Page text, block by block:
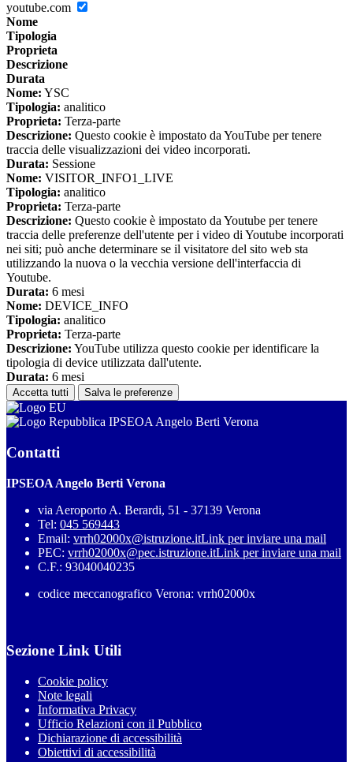
youtube.com
Nome
Tipologia
Proprieta
Descrizione
Durata
Nome: YSC
Tipologia: analitico
Proprieta: Terza-parte
Descrizione: Questo cookie è impostato da YouTube per tenere
traccia delle visualizzazioni dei video incorporati.
Durata: Sessione
Nome: VISITOR_INFO1_LIVE
Tipologia: analitico
Proprieta: Terza-parte
Descrizione: Questo cookie è impostato da Youtube per tenere
traccia delle preferenze dell'utente per i video di Youtube incorporati
nei siti; può anche determinare se il visitatore del sito web sta
utilizzando la nuova o la vecchia versione dell'interfaccia di
Youtube.
Durata: 6 mesi
Nome: DEVICE_INFO
Tipologia: analitico
Proprieta: Terza-parte
Descrizione: YouTube utilizza questo cookie per identificare la
tipologia di device utilizzata dall'utente.
Durata: 6 mesi
Accetta tutti Salva le preferenze
IPSEOA Angelo Berti Verona
Contatti
IPSEOA Angelo Berti Verona
via Aeroporto A. Berardi, 51 - 37139 Verona
Tel: 045 569443
Email: vrrh02000x@istruzione.itLink per inviare una mail
PEC: vrrh02000x@pec.istruzione.itLink per inviare una mail
C.F.: 93040040235
codice meccanografico Verona: vrrh02000x
Sezione Link Utili
Cookie policy
Note legali
Informativa Privacy
Ufficio Relazioni con il Pubblico
Dichiarazione di accessibilità
Obiettivi di accessibilità